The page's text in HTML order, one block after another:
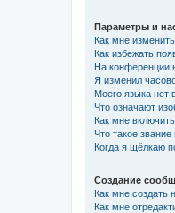
Параметры и
Как мне
Как избежать
На конференции
Я изменил
Моего языка нет
Что означают
Как мне
Что такое звание
Когда я щёлкаю
Создание
Как мне создать
Как мне